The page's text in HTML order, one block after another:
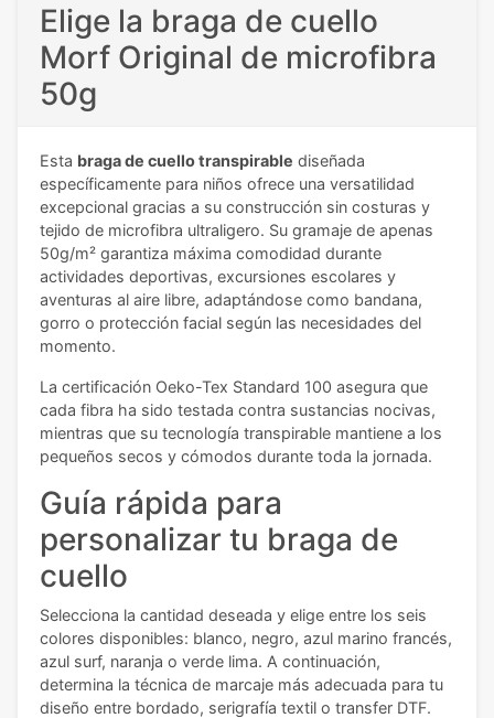
Elige la braga de cuello
Morf Original de microfibra
50g
Esta braga de cuello transpirable diseñada
específicamente para niños ofrece una versatilidad
excepcional gracias a su construcción sin costuras y
tejido de microfibra ultraligero. Su gramaje de apenas
50g/m² garantiza máxima comodidad durante
actividades deportivas, excursiones escolares y
aventuras al aire libre, adaptándose como bandana,
gorro o protección facial según las necesidades del
momento.
La certificación Oeko-Tex Standard 100 asegura que
cada fibra ha sido testada contra sustancias nocivas,
mientras que su tecnología transpirable mantiene a los
pequeños secos y cómodos durante toda la jornada.
Guía rápida para
personalizar tu braga de
cuello
Selecciona la cantidad deseada y elige entre los seis
colores disponibles: blanco, negro, azul marino francés,
azul surf, naranja o verde lima. A continuación,
determina la técnica de marcaje más adecuada para tu
diseño entre bordado, serigrafía textil o transfer DTF.